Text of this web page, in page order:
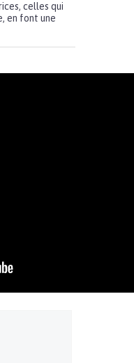
celles qui
en font une